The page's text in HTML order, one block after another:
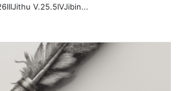
V.25.5IVJibin...